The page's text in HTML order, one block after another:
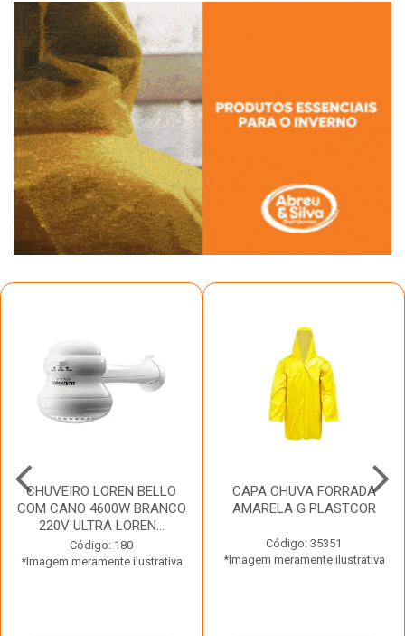
CHUVEIRO LOREN BELLO
COM CANO 4600W BRANCO
220V ULTRA LOREN...
Código: 180
*Imagem meramente ilustrativa
CAPA CHUVA FORRADA
AMARELA G PLASTCOR
Código: 35351
*Imagem meramente ilustrativa